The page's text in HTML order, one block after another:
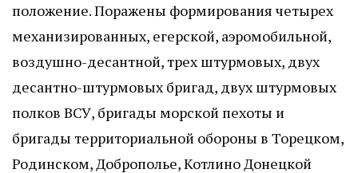
положение. Поражены формирования четырех
механизированных, егерской, аэромобильной,
воздушно-десантной, трех штурмовых, двух
десантно-штурмовых бригад, двух штурмовых
полков ВСУ, бригады морской пехоты и
бригады территориальной обороны в Торецком,
Родинском, Доброполье, Котлино Донецкой